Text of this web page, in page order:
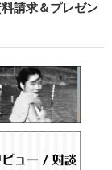
請求＆プレゼン